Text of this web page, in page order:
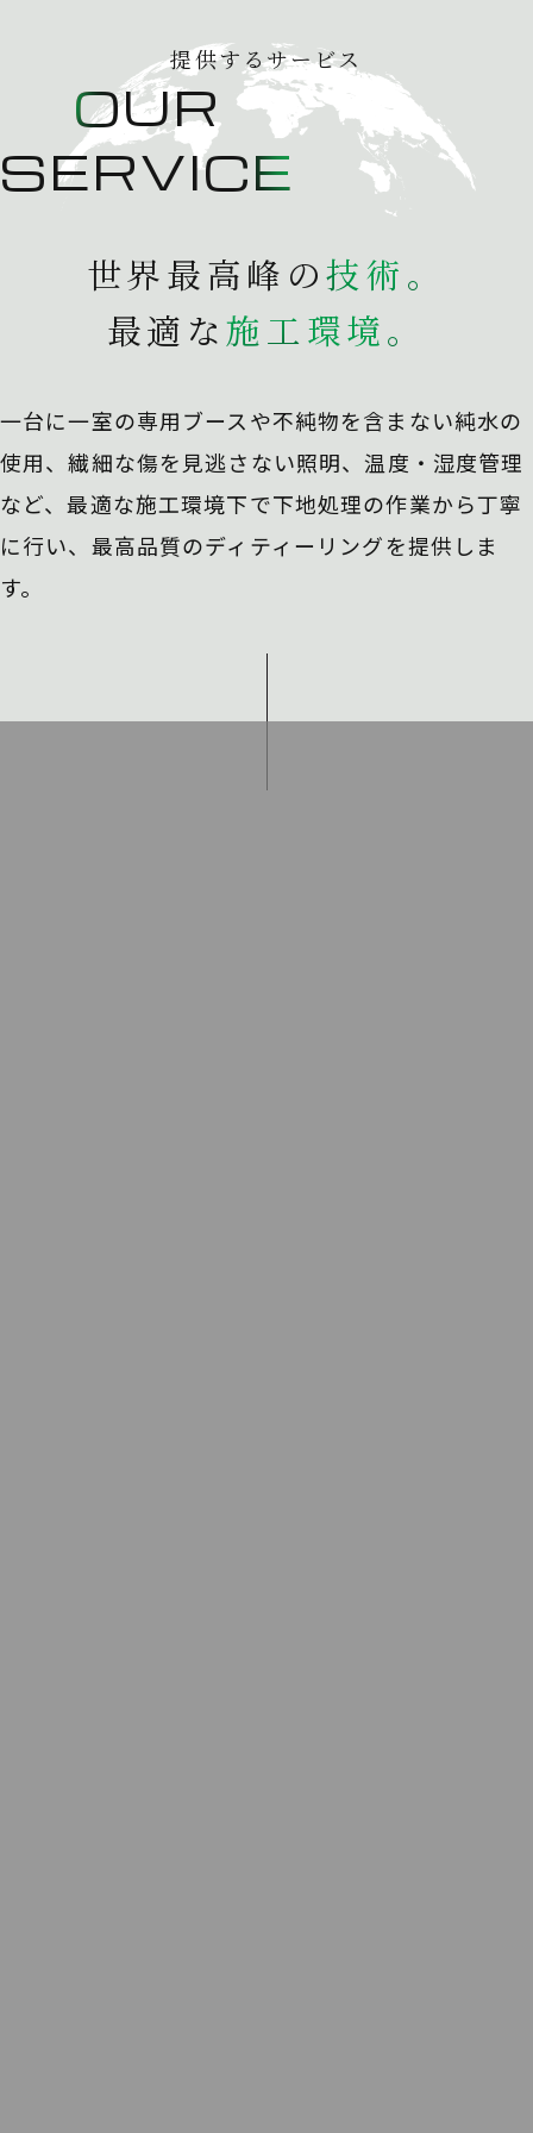
提供するサービス
OUR
SERVICE
世界最高峰の技術。
最適な施 工環境。
一台に一室の専用ブースや不純物を含まない純水の
使用、繊細な傷を見逃さない照明、温度・湿度管理
など、最適な施工環境下で下地処理の作業から丁寧
に行い、 最高品質のディティーリングを提供しま
す。